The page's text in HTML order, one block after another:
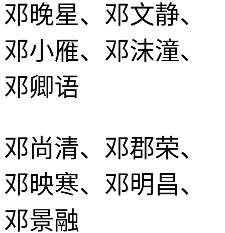
邓晚星、邓文静、
邓小雁、邓沫潼、
邓卿语
邓尚清、邓郡荣、
邓映寒、邓明昌、
邓景融